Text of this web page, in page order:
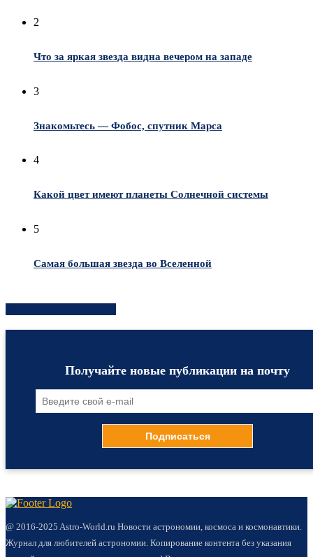
2
Что за яркая звезда видна вечером на западе
3
Знакомьтесь — Фобос, спутник Марса
4
Какой цвет имеют планеты Солнечной системы
5
Самая большая звезда во Вселенной
Получайте новые публикации на почту
@ 2016-2025 Astro-World.ru Новости астрономии, космоса и космонавтики.
Журнал для любителей астрономии. Копирование контента без указания